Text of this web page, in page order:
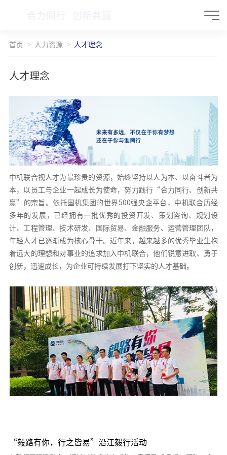
首页 人力资源 人才理念
人才理念
中机联合视人才为最珍贵的资源，始终坚持以人为本、以奋斗者为
本，以员工与企业一起成长为使命，努力践行“合力同行、创新共
赢”的宗旨。依托国机集团的世界500强央企平台，中机联合历经
多年的发展，已经拥有一批优秀的投资开发、策划咨询、规划设
计、工程管理、技术研发、国际贸易、金融服务、运营管理团队，
年轻人才已逐渐成为核心骨干。近年来，越来越多的优秀毕业生抱
着远大的理想和对事业的追求加入中机联合，他们锐意进取、勇于
创新，迅速成长，为企业可持续发展打下坚实的人才基础。
“毅路有你，行之皆易”沿江毅行活动